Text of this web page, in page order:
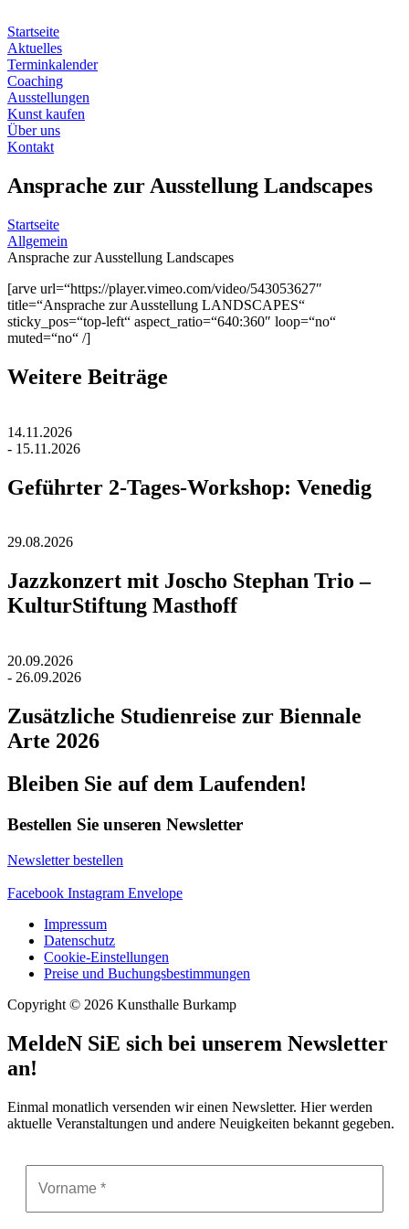
Inhalt
springen
Startseite
Aktuelles
Terminkalender
Coaching
Ausstellungen
Kunst kaufen
Über uns
Kontakt
Ansprache zur Ausstellung Landscapes
Startseite
Allgemein
Ansprache zur Ausstellung Landscapes
[arve url=“https://player.vimeo.com/video/543053627″
title=“Ansprache zur Ausstellung LANDSCAPES“
sticky_pos=“top-left“ aspect_ratio=“640:360″ loop=“no“
muted=“no“ /]
Weitere Beiträge
14.11.2026
- 15.11.2026
Geführter 2-Tages-Workshop: Venedig
29.08.2026
Jazzkonzert mit Joscho Stephan Trio –
KulturStiftung Masthoff
20.09.2026
- 26.09.2026
Zusätzliche Studienreise zur Biennale
Arte 2026
Bleiben Sie auf dem Laufenden!
Bestellen Sie unseren Newsletter
Newsletter bestellen
Facebook Instagram Envelope
Impressum
Datenschutz
Cookie-Einstellungen
Preise und Buchungsbestimmungen
Copyright © 2026 Kunsthalle Burkamp
MeldeN SiE sich bei unserem Newsletter
an!
Einmal monatlich versenden wir einen Newsletter. Hier werden
aktuelle Veranstaltungen und andere Neuigkeiten bekannt gegeben.